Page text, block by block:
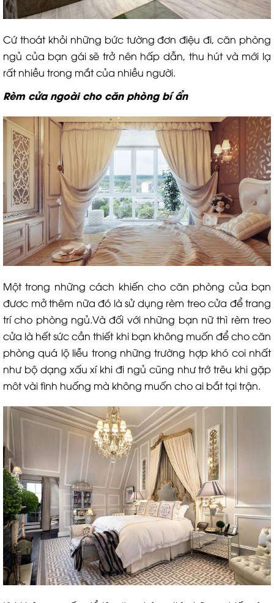
Cứ thoát khỏi những bức tường đơn điệu đi, căn phòng
ngủ của bạn gái sẽ trở nên hấp dẫn, thu hút và mới lạ
rất nhiều trong mắt của nhiều người.
Rèm cửa ngoài cho căn phòng bí ẩn
Một trong những cách khiến cho căn phòng của bạn
đươc mở thêm nữa đó là sử dụng rèm treo cửa để trang
trí cho phòng ngủ.Và đối với những bạn nữ thì rèm treo
cửa là hết sức cần thiết khi bạn không muốn để cho căn
phòng quá lộ liễu trong những trường hợp khó coi nhất
như bộ dạng xấu xí khi đi ngủ cũng như trớ trêu khi gặp
môt vài tình huống mà không muốn cho ai bắt tại trận.